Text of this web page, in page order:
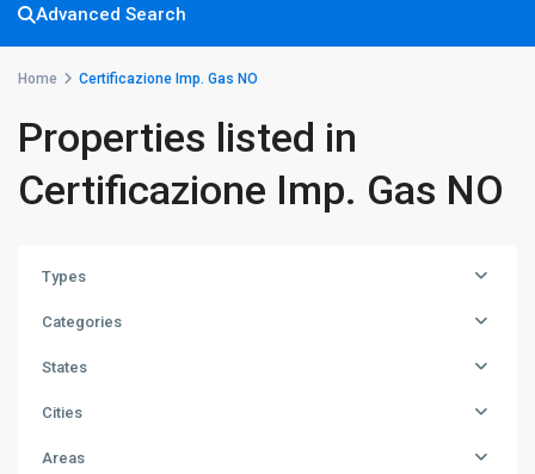
Advanced Search
Home Certificazione Imp. Gas NO
Properties listed in
Certificazione Imp. Gas NO
Types
Categories
States
Cities
Areas